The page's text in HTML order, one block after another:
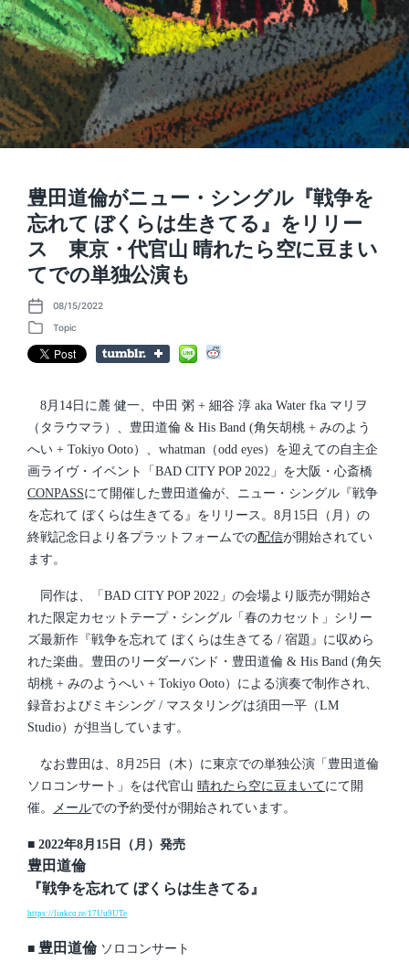
豊田道倫がニュー・シングル『戦争を
忘れて ぼくらは生きてる』をリリー
ス 東京・代官山 晴れたら空に豆まい
てでの単独公演も
P
o
t
d
08/15/2022
P
o
s
Topic
8月14日に麓 健一、中田 粥 + 細谷 淳 aka Water fka マリヲ
（タラウマラ）、豊田道倫 & His Band (角矢胡桃 + みのよう
へい + Tokiyo Ooto）、whatman（odd eyes）を迎えての自主企
画ライヴ・イベント「BAD CITY POP 2022」を大阪・心斎橋
CONPASSにて開催した豊田道倫が、ニュー・シングル『戦争
を忘れて ぼくらは生きてる』をリリース。8月15日（月）の
終戦記念日より各プラットフォームでの配信が開始されてい
ます。
同作は、「BAD CITY POP 2022」の会場より販売が開始さ
れた限定カセットテープ・シングル「春のカセット」シリー
ズ最新作『戦争を忘れて ぼくらは生きてる / 宿題』に収めら
れた楽曲。豊田のリーダーバンド・豊田道倫 & His Band (角矢
胡桃 + みのようへい + Tokiyo Ooto）による演奏で制作され、
録音およびミキシング / マスタリングは須田一平（LM
Studio）が担当しています。
なお豊田は、8月25日（木）に東京での単独公演「豊田道倫
ソロコンサート」をは代官山 晴れたら空に豆まいてにて開
催。
メールでの予約受付が開始されています。
■ 2022年8月15日（月）発売
豊田道倫
『戦争を忘れて ぼくらは生きてる』
https://linkco.re/17Uu9UTe
■ 豊田道倫ソロコンサート